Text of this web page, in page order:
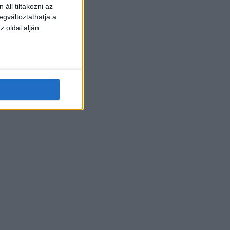
áll tiltakozni az
a
oldal alján